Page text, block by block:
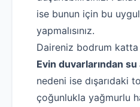
ise bunun için bu
yapmalısınız.
Daireniz bodrum katta
Evin duvarlarından su
nedeni ise dışarıdaki
çoğunlukla yağmurlu